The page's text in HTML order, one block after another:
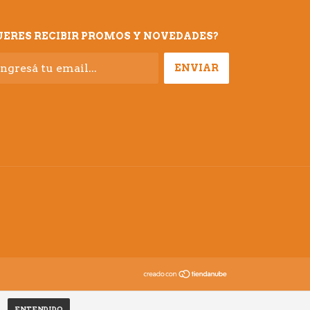
RECIBIR PROMOS Y NOVEDADES?